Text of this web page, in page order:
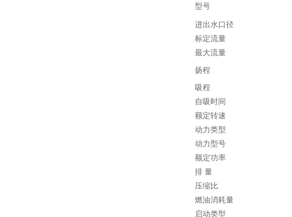
型号
进出水口径
标定流量
最大流量
扬程
吸程
自吸时间
额定转速
动力类型
动力型号
额定功率
排 量
压缩比
燃油消耗量
启动类型